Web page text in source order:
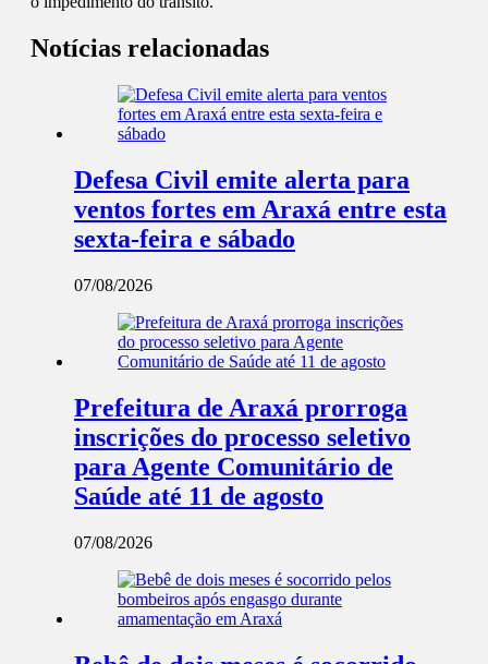
Notícias relacionadas
Defesa Civil emite alerta para
ventos fortes em Araxá entre esta
sexta-feira e sábado
07/08/2026
Prefeitura de Araxá prorroga
inscrições do processo seletivo
para Agente Comunitário de
Saúde até 11 de agosto
07/08/2026